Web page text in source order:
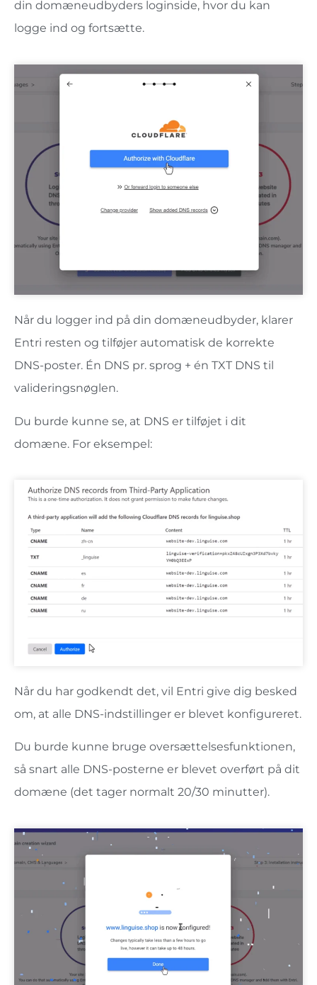
din domæneudbyders loginside, hvor du kan
logge ind og fortsætte.
Når du logger ind på din domæneudbyder, klarer
Entri resten og tilføjer automatisk de korrekte
DNS-poster. Én DNS pr. sprog + én TXT DNS til
valideringsnøglen.
Du burde kunne se, at DNS er tilføjet i dit
domæne. For eksempel:
Når du har godkendt det, vil Entri give dig besked
om, at alle DNS-indstillinger er blevet konfigureret.
Du burde kunne bruge oversættelsesfunktionen,
så snart alle DNS-posterne er blevet overført på dit
domæne (det tager normalt 20/30 minutter).